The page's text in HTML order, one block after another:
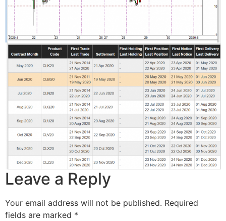
Leave a Reply
Your email address will not be published. Required
fields are marked *